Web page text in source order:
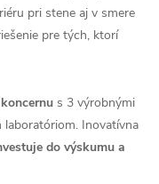
pri stene aj v smere
pre tých, ktorí
s 3 výrobnými
Inovatívna
do výskumu a